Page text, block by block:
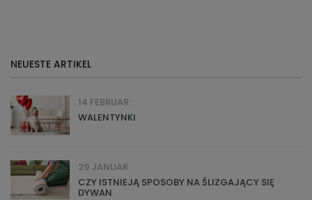
NEUESTE ARTIKEL
14 FEBRUAR
WALENTYNKI
29 JANUAR
CZY ISTNIEJĄ SPOSOBY NA ŚLIZGAJĄCY SIĘ
DYWAN